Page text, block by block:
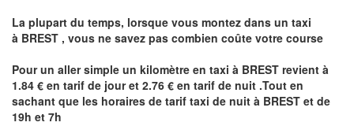
La plupart du temps, lorsque vous montez dans un taxi
à BREST , vous ne savez pas combien coûte votre course
Pour un aller simple un kilomètre en taxi à BREST revient à
1.84 € en tarif de jour et 2.76 € en tarif de nuit .Tout en
sachant que les horaires de tarif taxi de nuit à BREST et de
19h et 7h